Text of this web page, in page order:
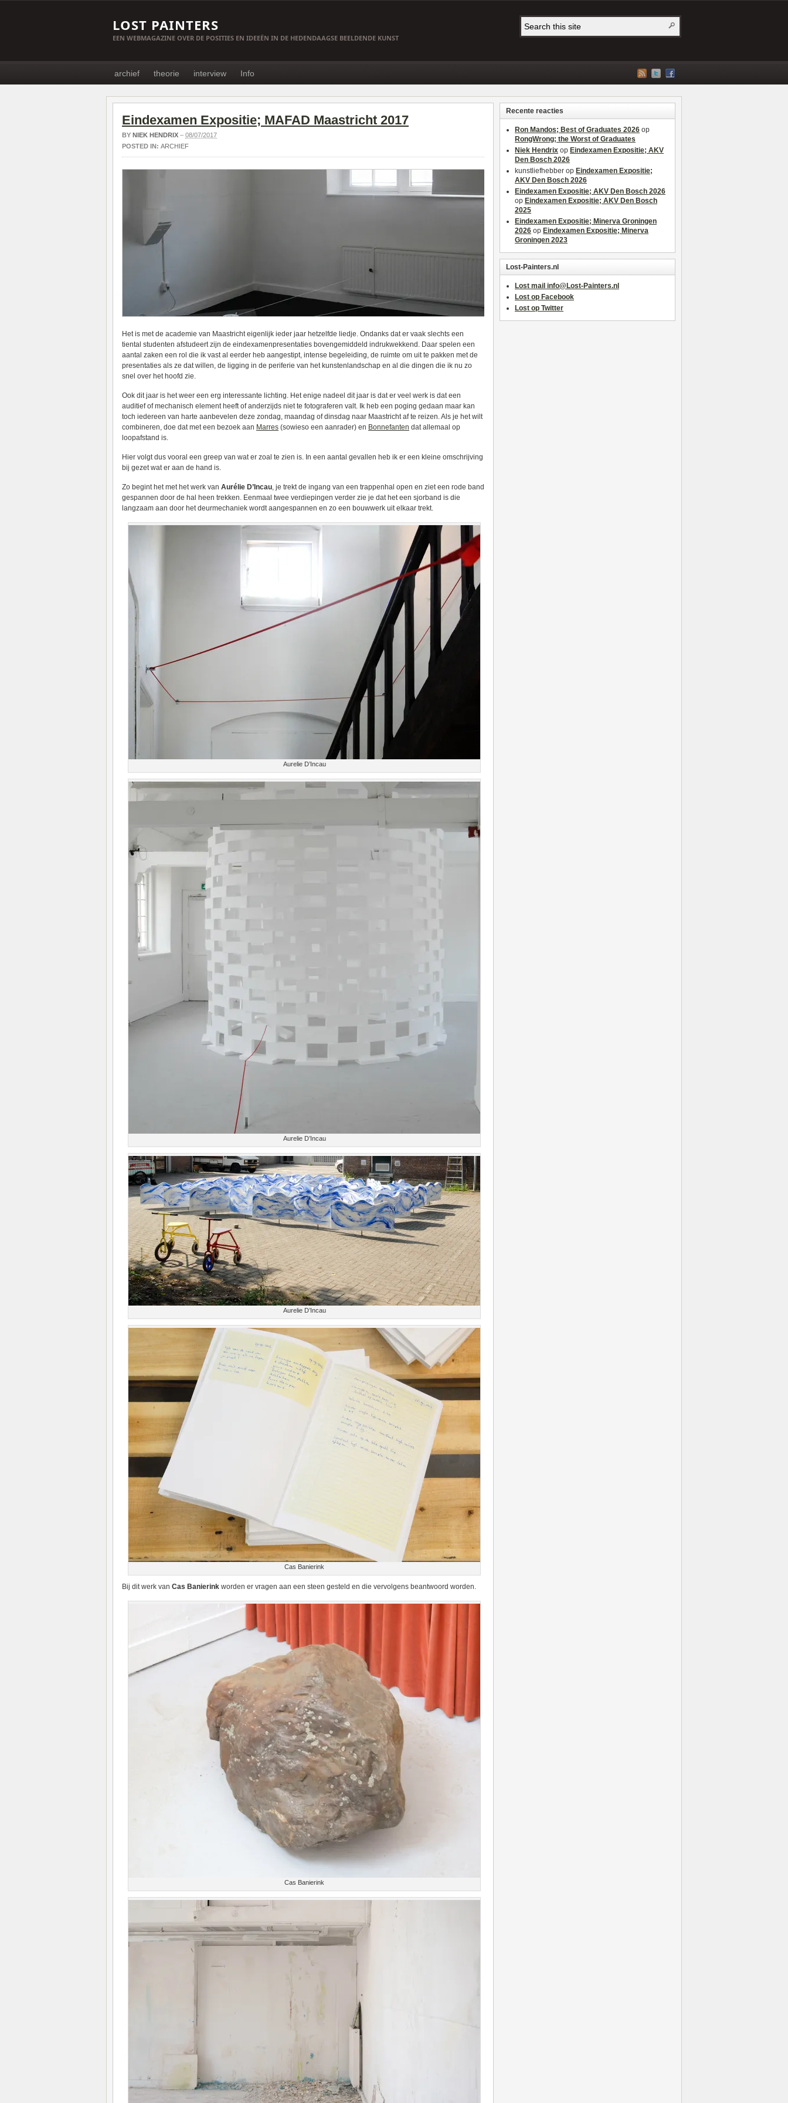
LOST PAINTERS
EEN WEBMAGAZINE OVER DE POSITIES EN IDEEËN IN DE HEDENDAAGSE BEELDENDE KUNST
archief theorie interview Info
Eindexamen Expositie; MAFAD Maastricht 2017
BY NIEK HENDRIX – 08/07/2017
POSTED IN: ARCHIEF
Het is met de academie van Maastricht eigenlijk ieder jaar hetzelfde liedje. Ondanks dat er vaak slechts een
tiental studenten afstudeert zijn de eindexamenpresentaties bovengemiddeld indrukwekkend. Daar spelen een
aantal zaken een rol die ik vast al eerder heb aangestipt, intense begeleiding, de ruimte om uit te pakken met de
presentaties als ze dat willen, de ligging in de periferie van het kunstenlandschap en al die dingen die ik nu zo
snel over het hoofd zie.
Ook dit jaar is het weer een erg interessante lichting. Het enige nadeel dit jaar is dat er veel werk is dat een
auditief of mechanisch element heeft of anderzijds niet te fotograferen valt. Ik heb een poging gedaan maar kan
toch iedereen van harte aanbevelen deze zondag, maandag of dinsdag naar Maastricht af te reizen. Als je het wilt
combineren, doe dat met een bezoek aan Marres (sowieso een aanrader) en Bonnefanten dat allemaal op
loopafstand is.
Hier volgt dus vooral een greep van wat er zoal te zien is. In een aantal gevallen heb ik er een kleine omschrijving
bij gezet wat er aan de hand is.
Zo begint het met het werk van Aurélie D’Incau, je trekt de ingang van een trappenhal open en ziet een rode band
gespannen door de hal heen trekken. Eenmaal twee verdiepingen verder zie je dat het een sjorband is die
langzaam aan door het deurmechaniek wordt aangespannen en zo een bouwwerk uit elkaar trekt.
Aurelie D’Incau
Aurelie D’Incau
Aurelie D’Incau
Cas Banierink
Bij dit werk van Cas Banierink worden er vragen aan een steen gesteld en die vervolgens beantwoord worden.
Cas Banierink
Recente reacties
Ron Mandos; Best of Graduates 2026 op
RongWrong; the Worst of Graduates
Niek Hendrix op Eindexamen Expositie; AKV
Den Bosch 2026
kunstliefhebber op Eindexamen Expositie;
AKV Den Bosch 2026
Eindexamen Expositie; AKV Den Bosch 2026
op Eindexamen Expositie; AKV Den Bosch
2025
Eindexamen Expositie; Minerva Groningen
2026 op Eindexamen Expositie; Minerva
Groningen 2023
Lost-Painters.nl
Lost mail info@Lost-Painters.nl
Lost op Facebook
Lost op Twitter